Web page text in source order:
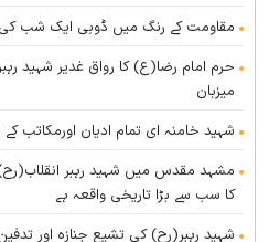
مقاومت کے رنگ میں ڈوبی ایک شب کی
حرم امام رضا(ع) کا رواق غدیر شہید
میزبان
شہید خامنہ ای تمام ادیان اورمکاتب کے
مشہد مقدس میں شہید رہبر
کا سب سے بڑا تاریخی واقعہ ہے
شہید رہبر(رح) کی تشیع جنازہ اور